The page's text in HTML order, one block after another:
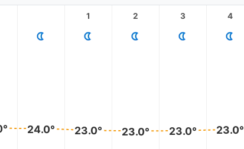
24.0°
1
23.0°
2
23.0°
3
23.0°
4
23.0°